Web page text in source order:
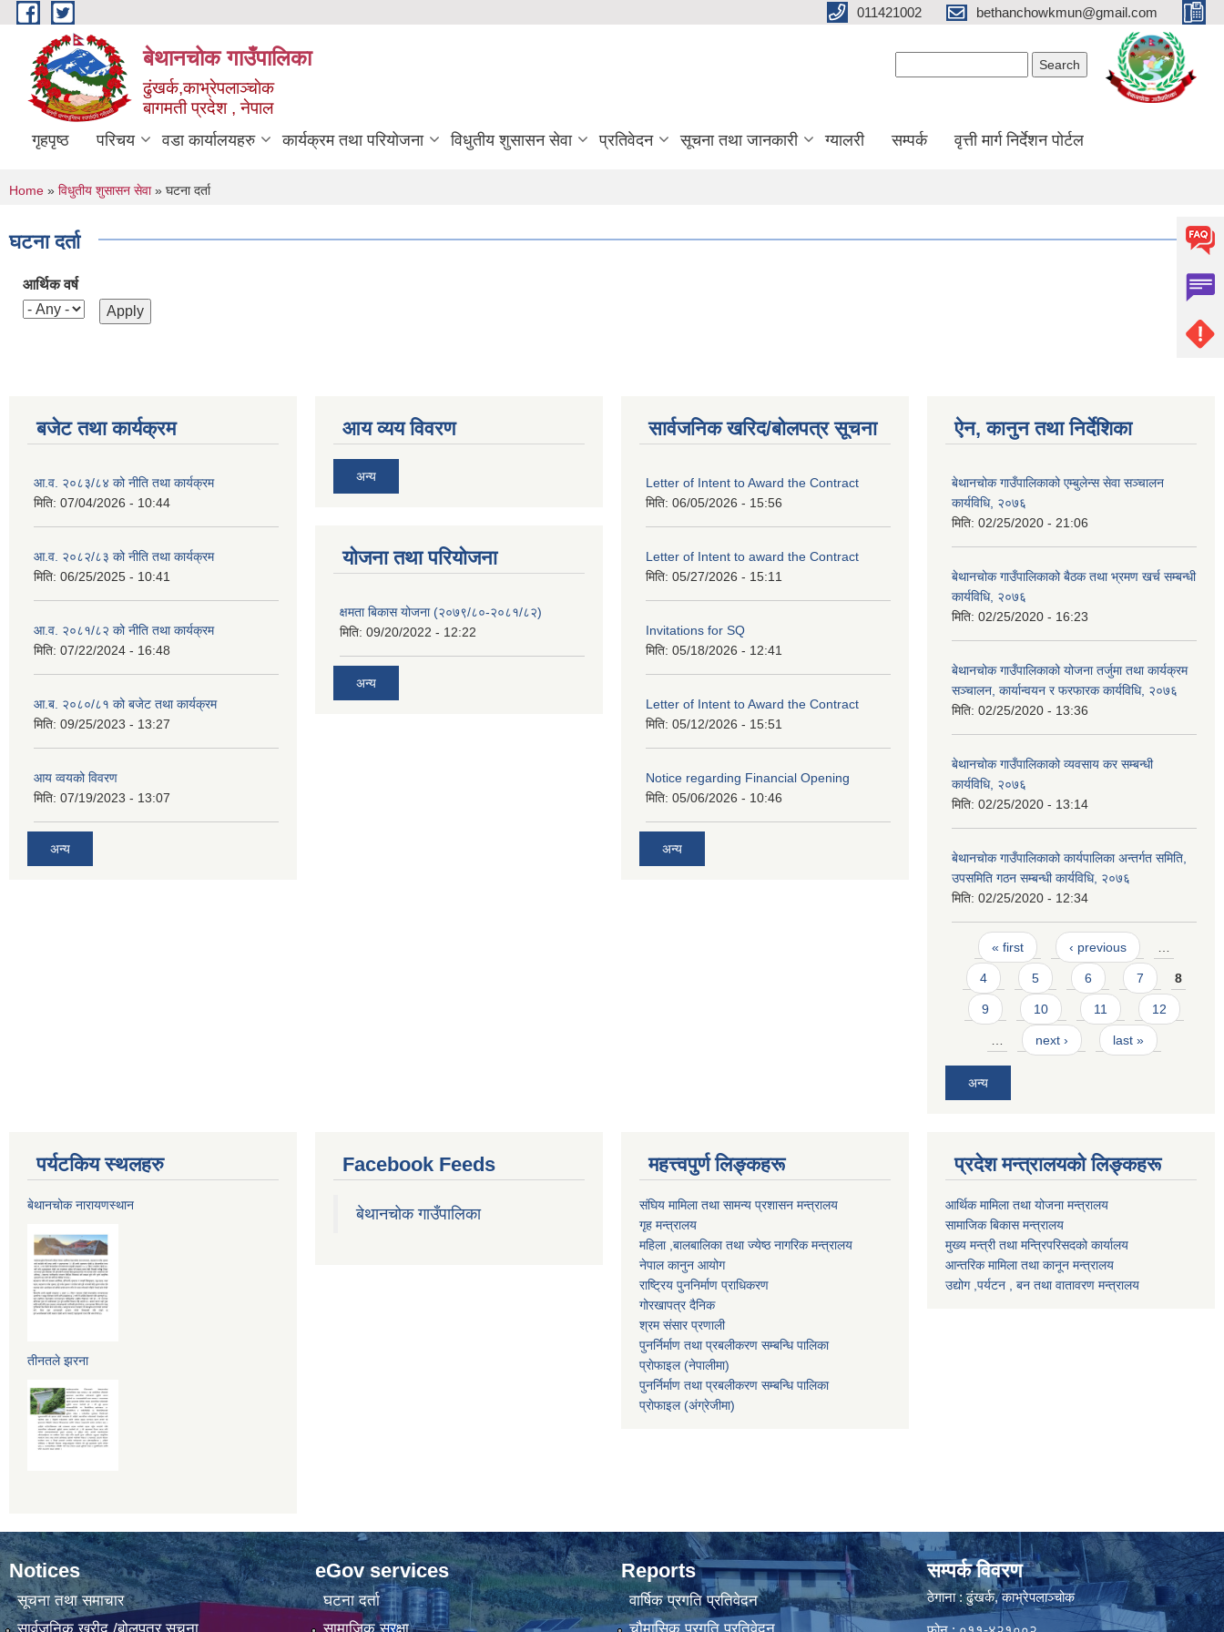
Skip to main content 011421002 bethanchowkmun@gmail.com
बेथानचोक गाउँपालिका
ढुंखर्क,काभ्रेपलाञ्चाेक
बागमती प्रदेश , नेपाल
गृहपृष्ठ परिचय वडा कार्यालयहरु कार्यक्रम तथा परियोजना विधुतीय शुसासन सेवा प्रतिवेदन सूचना तथा जानकारी ग्यालरी सम्पर्क वृत्ती मार्ग निर्देशन पोर्टल
You are here
Home » विधुतीय शुसासन सेवा» घटना दर्ता
घटना दर्ता
आर्थिक वर्ष
बजेट तथा कार्यक्रम
आ.व. २०८३/८४ को नीति तथा कार्यक्रम
मिति: 07/04/2026 - 10:44
आ.व. २०८२/८३ को नीति तथा कार्यक्रम
मिति: 06/25/2025 - 10:41
आ.व. २०८१/८२ को नीति तथा कार्यक्रम
मिति: 07/22/2024 - 16:48
आ.ब. २०८०/८१ को बजेट तथा कार्यक्रम
मिति: 09/25/2023 - 13:27
आय व्वयको विवरण
मिति: 07/19/2023 - 13:07
अन्य
आय व्यय विवरण
अन्य
याेजना तथा परियाेजना
क्षमता बिकास योजना (२०७९/८०-२०८१/८२)
मिति: 09/20/2022 - 12:22
अन्य
सार्वजनिक खरिद/बोलपत्र सूचना
Letter of Intent to Award the Contract
मिति: 06/05/2026 - 15:56
Letter of Intent to award the Contract
मिति: 05/27/2026 - 15:11
Invitations for SQ
मिति: 05/18/2026 - 12:41
Letter of Intent to Award the Contract
मिति: 05/12/2026 - 15:51
Notice regarding Financial Opening
मिति: 05/06/2026 - 10:46
अन्य
ऐन, कानुन तथा निर्देशिका
बेथानचोक गाउँपालिकाको एम्बुलेन्स सेवा सञ्चालन
कार्यविधि, २०७६
मिति: 02/25/2020 - 21:06
बेथानचोक गाउँपालिकाको बैठक तथा भ्रमण खर्च सम्बन्धी
कार्यविधि, २०७६
मिति: 02/25/2020 - 16:23
बेथानचोक गाउँपालिकाको योजना तर्जुमा तथा कार्यक्रम
सञ्चालन, कार्यान्वयन र फरफारक कार्यविधि, २०७६
मिति: 02/25/2020 - 13:36
बेथानचोक गाउँपालिकाको व्यवसाय कर सम्बन्धी
कार्यविधि, २०७६
मिति: 02/25/2020 - 13:14
बेथानचोक गाउँपालिकाको कार्यपालिका अन्तर्गत समिति,
उपसमिति गठन सम्बन्धी कार्यविधि, २०७६
मिति: 02/25/2020 - 12:34
Pages
« first ‹ previous
4 5 6 7 8
9 10 11 12
next › last »
अन्य
पर्यटकिय स्थलहरु
बेथानचोक नारायणस्थान
तीनतले झरना
Facebook Feeds
बेथानचोक गाउँपालिका
महत्त्वपुर्ण लिङ्कहरू
संघिय मामिला तथा सामन्य प्रशासन मन्त्रालय
गृह मन्त्रालय
महिला ,बालबालिका तथा ज्येष्ठ नागरिक मन्त्रालय
नेपाल कानुन आयोग
राष्ट्रिय पुननिर्माण प्राधिकरण
गोरखापत्र दैनिक
श्रम संसार प्रणाली
पुनर्निर्माण तथा प्रबलीकरण सम्बन्धि पालिका
प्राेफाइल (नेपालीमा)
पुनर्निर्माण तथा प्रबलीकरण सम्बन्धि पालिका
प्राेफाइल(अंग्रेजीमा)
प्रदेश मन्त्रालयको लिङ्कहरू
आर्थिक मामिला तथा योजना मन्त्रालय
सामाजिक बिकास मन्त्रालय
मुख्य मन्त्री तथा मन्त्रिपरिसदको कार्यालय
आन्तरिक मामिला तथा कानून मन्त्रालय
उद्योग ,पर्यटन , बन तथा वातावरण मन्त्रालय
Notices
सूचना तथा समाचार
eGov services
घटना दर्ता
Reports
वार्षिक प्रगति प्रतिवेदन
सम्पर्क विवरण
ठेगाना : ढुंखर्क, काभ्रेपलाञ्चोक